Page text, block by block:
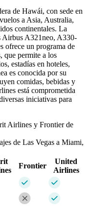
de Hawái, con sede en
a Asia, Australia,
continentales. La
Airbus A321neo, A330-
ofrece un programa de
que permite a los
estadías en hoteles,
es conocida por su
comidas, bebidas y
está comprometida
iniciativas para
Airlines y Frontier de
de Las Vegas a Miami,
Frontier
United
Airlines